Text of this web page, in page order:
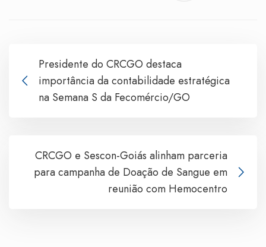
Presidente do CRCGO destaca
importância da contabilidade estratégica
na Semana S da Fecomércio/GO
CRCGO e Sescon-Goiás alinham parceria
para campanha de Doação de Sangue em
reunião com Hemocentro